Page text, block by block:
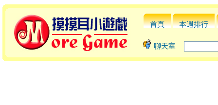
首頁 本週排行
聊天室